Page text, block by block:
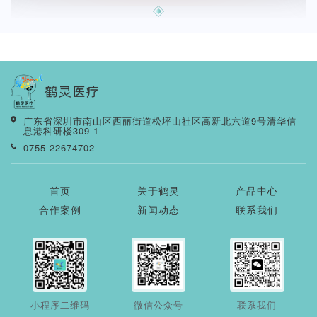
广东省深圳市南山区西丽街道松坪山社区高新北六道9号清华信
息港科研楼309-1
0755-22674702
首页 关于鹤灵
产品中心
合作案例
新闻动态 联系我们
小程序二维码 微信公众号 联系我们